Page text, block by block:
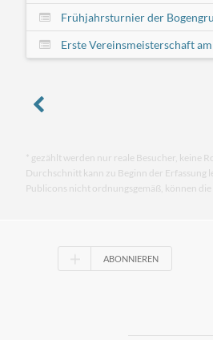
Frühjahrsturnier der
Erste Vereinsmeisterschaft
* gezählt werden nur reale Besucher,
Durchschnitt kann zu Beginn der Erfassung
Publicons nicht ordnungsgemäß, können
ABONNIEREN